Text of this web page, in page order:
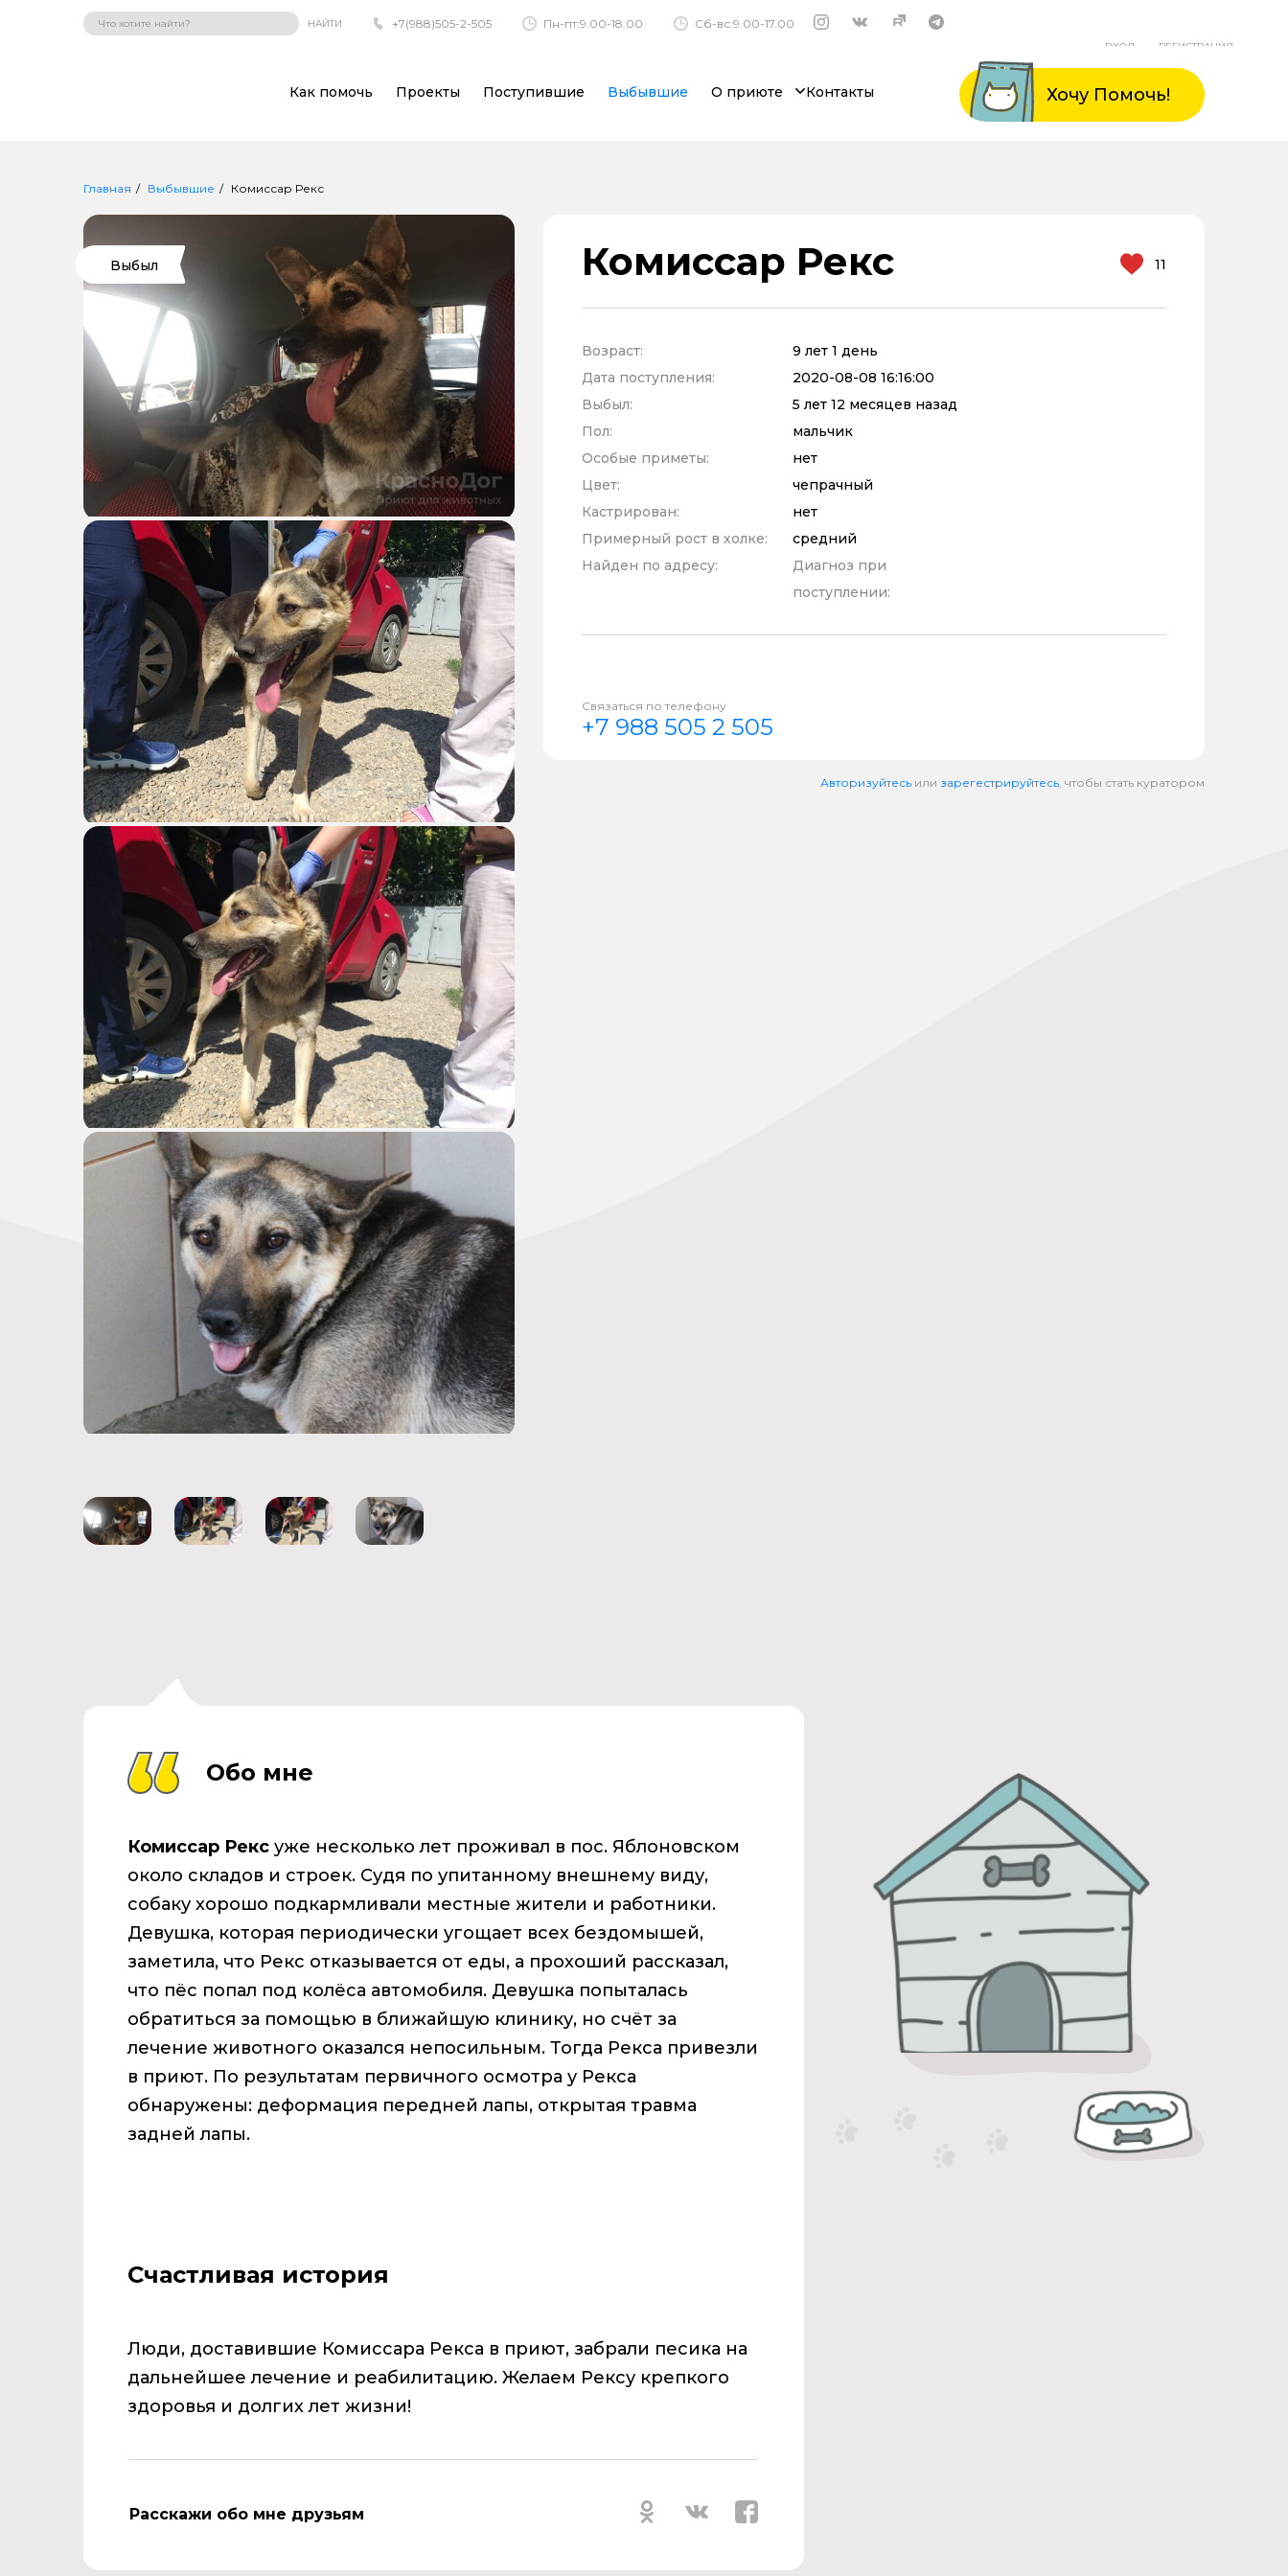
НАЙТИ +7(988)505-2-505 Пн-пт:9.00-18.00 Сб-вс:9.00-17.00
ВХОД РЕГИСТРАЦИЯ
Как помочь Проекты Поступившие Выбывшие О приюте Контакты Хочу Помочь!
Главная Выбывшие Комиссар Рекс
Выбыл Комиссар Рекс 11
Возраст:
9 лет 1 день
Дата поступления:
2020-08-08 16:16:00
Выбыл:
5 лет 12 месяцев назад
Пол:
мальчик
Особые приметы:
нет
Цвет:
чепрачный
Кастрирован:
нет
Примерный рост в холке:
средний
Найден по адресу:
Диагноз при
поступлении:
Связаться по телефону
+7 988 505 2 505
Авторизуйтесь или зарегестрируйтесь, чтобы стать куратором
Обо мне
Комиссар Рекс уже несколько лет проживал в пос. Яблоновском
около складов и строек. Судя по упитанному внешнему виду,
собаку хорошо подкармливали местные жители и работники.
Девушка, которая периодически угощает всех бездомышей,
заметила, что Рекс отказывается от еды, а прохоший рассказал,
что пёс попал под колёса автомобиля. Девушка попыталась
обратиться за помощью в ближайшую клинику, но счёт за
лечение животного оказался непосильным. Тогда Рекса привезли
в приют. По результатам первичного осмотра у Рекса
обнаружены: деформация передней лапы, открытая травма
задней лапы.
Счастливая история
Люди, доставившие Комиссара Рекса в приют, забрали песика на
дальнейшее лечение и реабилитацию. Желаем Рексу крепкого
здоровья и долгих лет жизни!
Расскажи обо мне друзьям